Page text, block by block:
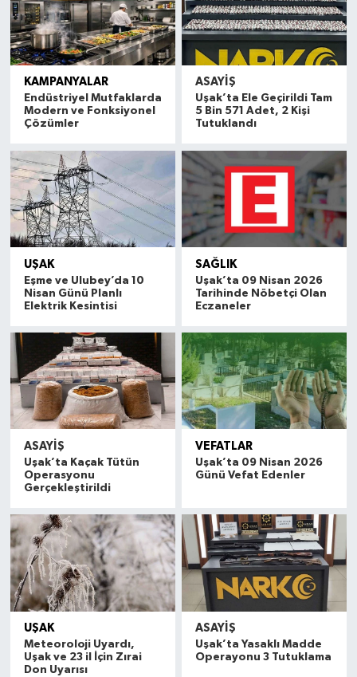
KAMPANYALAR
Endüstriyel Mutfaklarda
Modern ve Fonksiyonel
Çözümler
ASAYİŞ
Uşak’ta Ele Geçirildi Tam
5 Bin 571 Adet, 2 Kişi
Tutuklandı
UŞAK
Eşme ve Ulubey’da 10
Nisan Günü Planlı
Elektrik Kesintisi
SAĞLIK
Uşak’ta 09 Nisan 2026
Tarihinde Nöbetçi Olan
Eczaneler
ASAYİŞ
Uşak’ta Kaçak Tütün
Operasyonu
Gerçekleştirildi
VEFATLAR
Uşak’ta 09 Nisan 2026
Günü Vefat Edenler
UŞAK
Meteoroloji Uyardı,
Uşak ve 23 il İçin Zırai
Don Uyarısı
ASAYİŞ
Uşak’ta Yasaklı Madde
Operayonu 3 Tutuklama